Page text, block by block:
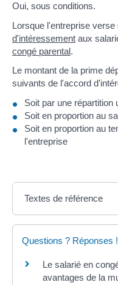
Oui, sous conditions.
Lorsque l'entreprise verse
d'intéressement aux
congé parental.
Le montant de la prime
suivants de l'accord
Soit par une répartition
Soit en proportion au
Soit en proportion au
l'entreprise
Textes de référence
Questions ? Réponses !
Le salarié en
avantages de la